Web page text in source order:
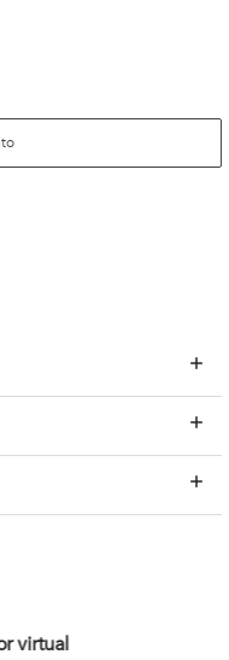
virtual